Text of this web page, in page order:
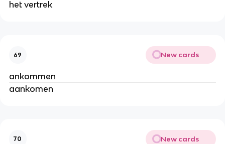
het vertrek
69 New cards
ankommen
aankomen
70 New cards